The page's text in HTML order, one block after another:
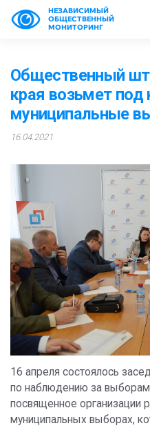
НЕЗАВИСИМЫЙ
ОБЩЕСТВЕННЫЙ
МОНИТОРИНГ
Общественный
края возьмет под
муниципальные
16.04.2021
16 апреля состоялось
по наблюдению за
посвященное организации
муниципальных выборах,